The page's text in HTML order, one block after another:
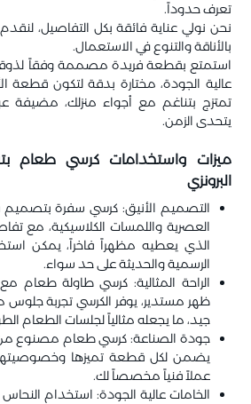
تعرف حدوداً.
نحن نولي عناية فائقة بكل التفاصيل،
بالأناقة والتنوع في الاستعمال.
استمتع بقطعة فريدة مصممة وفقاً
عالية الجودة، مختارة بدقة لتكون قطعة
تمتزج بتناغم مع أجواء منزلك، مضيفة
يتحدى الزمن.
ميزات واستخدامات كرسي طعام
البرونزي
التصميم الأنيق: كرسي سفرة
العصرية واللمسات الكلاسيكية، مع
الذي يعطيه مظهراً فاخراً، يمكن
الرسمية والحديثة على حد سواء.
الراحة المثالية: كرسي طاولة
ظهر مستدير، يوفر الكرسي تجربة
جيد، ما يجعله مثالياً لجلسات الطعام
جودة الصناعة: كرسي طعام مصنوع من
يضمن لكل قطعة تميزها
عملاً فنياً مخصصاً لك.
الخامات عالية الجودة: استخدام النحاس